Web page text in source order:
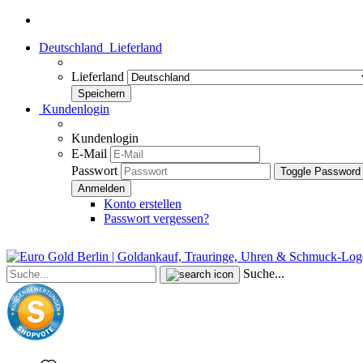
Deutschland Lieferland
Lieferland
Kundenlogin
Kundenlogin
E-Mail
Passwort
Toggle
Konto erstellen
Passwort vergessen?
Suche...